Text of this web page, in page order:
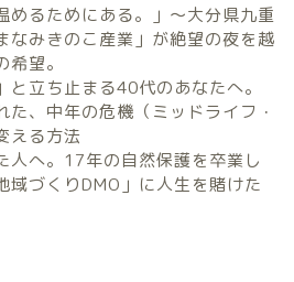
めるためにある。」〜大分県九重
なみきのこ産業」が絶望の夜を越
望。
と立ち止まる40代のあなたへ。
た、中年の危機（ミッドライフ・
える方法
人へ。17年の自然保護を卒業し
域づくりDMO」に人生を賭けた
しと農のタネLifeStyle
観光地域づくりタネ
TourismDevelopment
田舎の仕事のタネ